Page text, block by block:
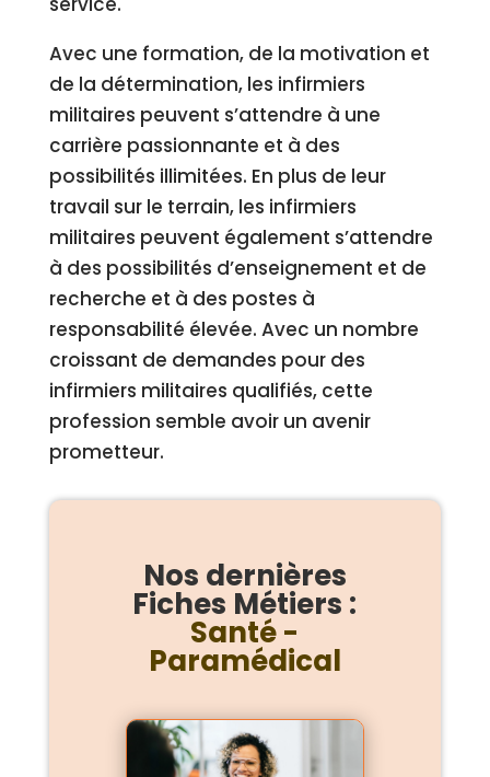
Avec une formation, de la motivation et
de la détermination, les infirmiers
militaires peuvent s’attendre à une
carrière passionnante et à des
possibilités illimitées. En plus de leur
travail sur le terrain, les infirmiers
militaires peuvent également s’attendre
à des possibilités d’enseignement et de
recherche et à des postes à
responsabilité élevée. Avec un nombre
croissant de demandes pour des
infirmiers militaires qualifiés, cette
profession semble avoir un avenir
prometteur.
Nos dernières
Fiches Métiers :
Santé -
Paramédical